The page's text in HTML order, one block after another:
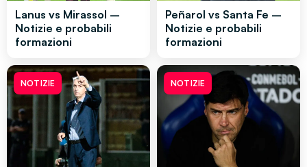
Lanus vs Mirassol –
Notizie e probabili
formazioni
Peñarol vs Santa Fe –
Notizie e probabili
formazioni
NOTIZIE NOTIZIE